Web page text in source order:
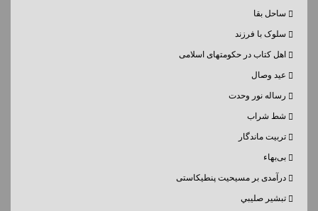
ساحل بقا
سلوک با فرزند
اهل کتاب در حکومتهای اسلامی
عید وصال
رساله نور وحدت
شط شراب
تربیت ماندگار
بی‌بهاء
درآمدی بر مسیحیت پنطیکاستی
تبشير صليبي